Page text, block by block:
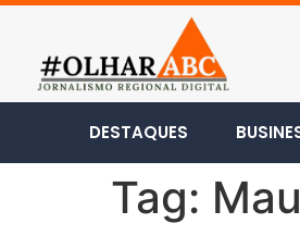
DESTAQUES
Tag: